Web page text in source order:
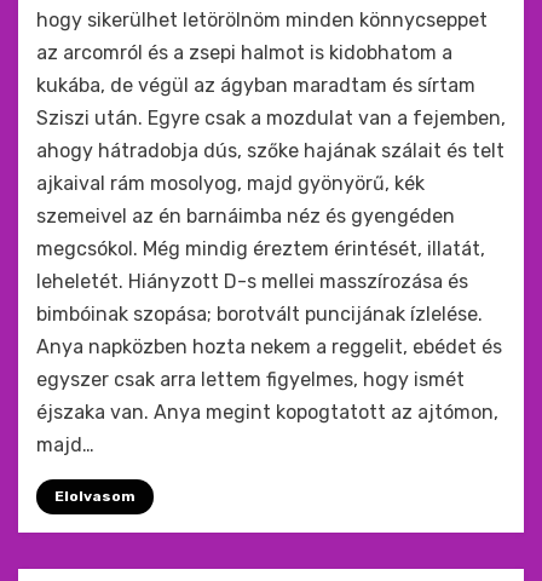
hogy sikerülhet letörölnöm minden könnycseppet
az arcomról és a zsepi halmot is kidobhatom a
kukába, de végül az ágyban maradtam és sírtam
Sziszi után. Egyre csak a mozdulat van a fejemben,
ahogy hátradobja dús, szőke hajának szálait és telt
ajkaival rám mosolyog, majd gyönyörű, kék
szemeivel az én barnáimba néz és gyengéden
megcsókol. Még mindig éreztem érintését, illatát,
leheletét. Hiányzott D-s mellei masszírozása és
bimbóinak szopása; borotvált puncijának ízlelése.
Anya napközben hozta nekem a reggelit, ebédet és
egyszer csak arra lettem figyelmes, hogy ismét
éjszaka van. Anya megint kopogtatott az ajtómon,
majd…
Elolvasom